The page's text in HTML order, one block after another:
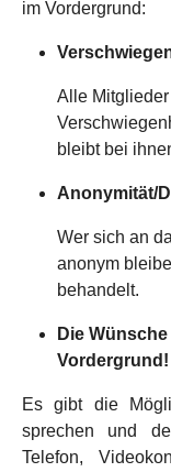
im Vordergrund:
Alle
bleibt bei
Anonymität/
Wer sich an
anonym
behandelt.
Die
Vordergrund!
Es gibt die
sprechen und
Telefon,